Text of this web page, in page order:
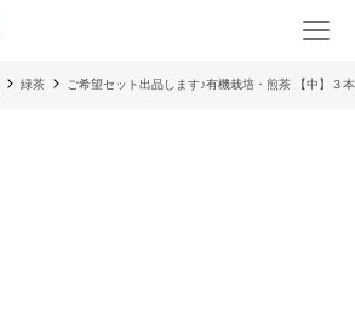
緑茶 ご希望セット出品します♪有機栽培・煎茶 【中】３